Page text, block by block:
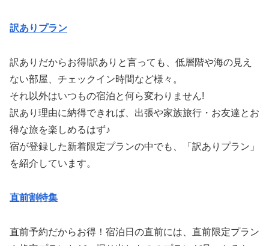
訳ありプラン
訳ありだからお得!訳ありと言っても、低層階や海の見え
ない部屋、チェックイン時間など様々。
それ以外はいつもの宿泊と何ら変わりません!
訳あり理由に納得できれば、出張や家族旅行・お友達とお
得な旅を楽しめるはず♪
宿が登録した新着限定プランの中でも、「訳ありプラン」
を紹介しています。
直前割特集
直前予約だからお得！宿泊日の直前には、直前限定プラン